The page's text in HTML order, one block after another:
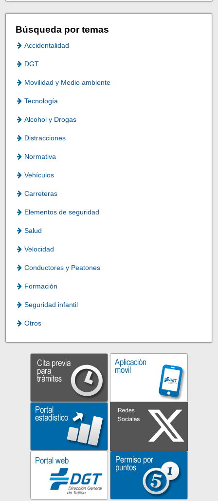
Búsqueda por temas
Accidentalidad
DGT
Movilidad y Medio ambiente
Tecnología
Alcohol y Drogas
Distracciones
Normativa
Vehículos
Carreteras
Elementos de seguridad
Salud
Velocidad
Conductores y Peatones
Formación
Seguridad infantil
Otros